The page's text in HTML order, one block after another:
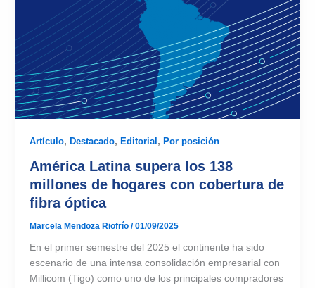
Artículo, Destacado, Editorial, Por posición
América Latina supera los 138
millones de hogares con cobertura de
fibra óptica
Marcela Mendoza Riofrío /01/09/2025
En el primer semestre del 2025 el continente ha sido
escenario de una intensa consolidación empresarial con
Millicom (Tigo) como uno de los principales compradores